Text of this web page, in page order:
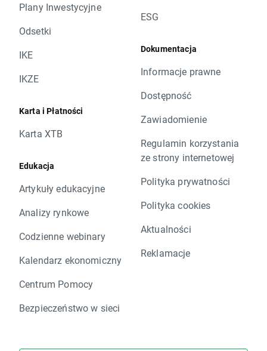
Plany Inwestycyjne
Odsetki
IKE
IKZE
Karta i Płatności
Karta XTB
Edukacja
Artykuły edukacyjne
Analizy rynkowe
Codzienne webinary
Kalendarz ekonomiczny
Centrum Pomocy
Bezpieczeństwo w sieci
ESG
Dokumentacja
Informacje prawne
Dostępność
Zawiadomienie
Regulamin korzystania
ze strony internetowej
Polityka prywatności
Polityka cookies
Aktualności
Reklamacje